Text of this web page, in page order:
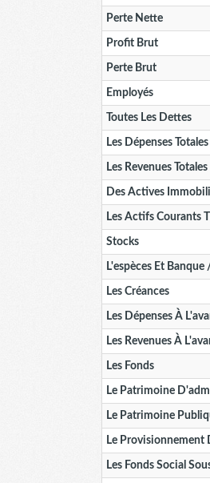
Perte Nette
Profit Brut
Perte Brut
Employés
Toutes Les Dettes
Les Dépenses Totales
Les Revenues Totales
Des Actives
Les Actifs Courants
Stocks
L'espèces Et
Les Créances
Les Dépenses À
Les Revenues À
Les Fonds
Le Patrimoine
Le Patrimoine
Le Provisionnement
Les Fonds Social